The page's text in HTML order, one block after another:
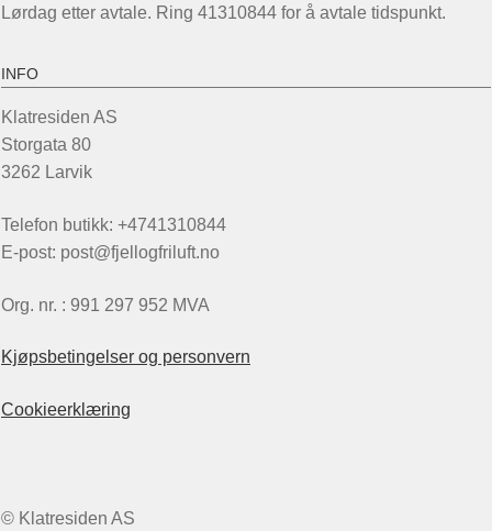
Lørdag etter avtale. Ring 41310844 for å avtale tidspunkt.
INFO
Klatresiden AS
Storgata 80
3262 Larvik
Telefon butikk: +4741310844
E-post: post@fjellogfriluft.no
Org. nr. : 991 297 952 MVA
Kjøpsbetingelser og personvern
Cookieerklæring
© Klatresiden AS